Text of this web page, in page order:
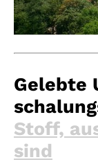
Gelebte
Stoff,
sind